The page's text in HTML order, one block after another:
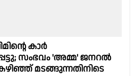
കാർ
സംഭവം 'അമ്മ' ജനറൽ
മടങ്ങുന്നതിനിടെ